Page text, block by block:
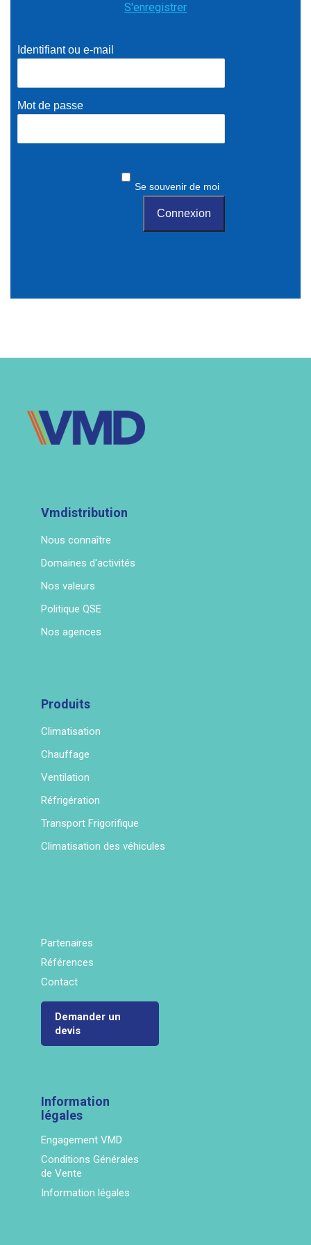
S'enregistrer
Identifiant ou e-mail
Mot de passe
Se souvenir de moi
Vmdistribution
Nous connaître
Domaines d'activités
Nos valeurs
Politique QSE
Nos agences
Produits
Climatisation
Chauffage
Ventilation
Réfrigération
Transport Frigorifique
Climatisation des véhicules
Partenaires
Références
Contact
Demander un
devis
Information
légales
Engagement VMD
Conditions Générales
de Vente
Information légales